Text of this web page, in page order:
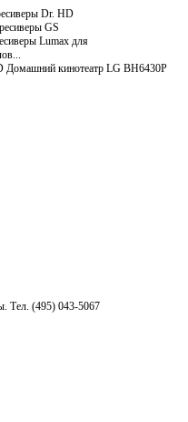
Dr. HD
GS
Lumax для
Домашний кинотеатр LG BH6430P
Тел. (495) 043-5067